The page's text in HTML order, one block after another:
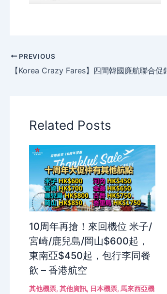
PREVIOUS
Related Posts
10周年再搶！來回機位 米子/
宮崎/鹿兒島/岡山$600起，
東南亞$450起，包行李同餐
飲 – 香港航空
其他機票, 其他資訊, 日本機票, 馬來西亞機